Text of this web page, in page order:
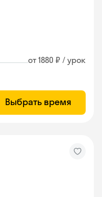
от 1880 ₽ / урок
Выбрать время